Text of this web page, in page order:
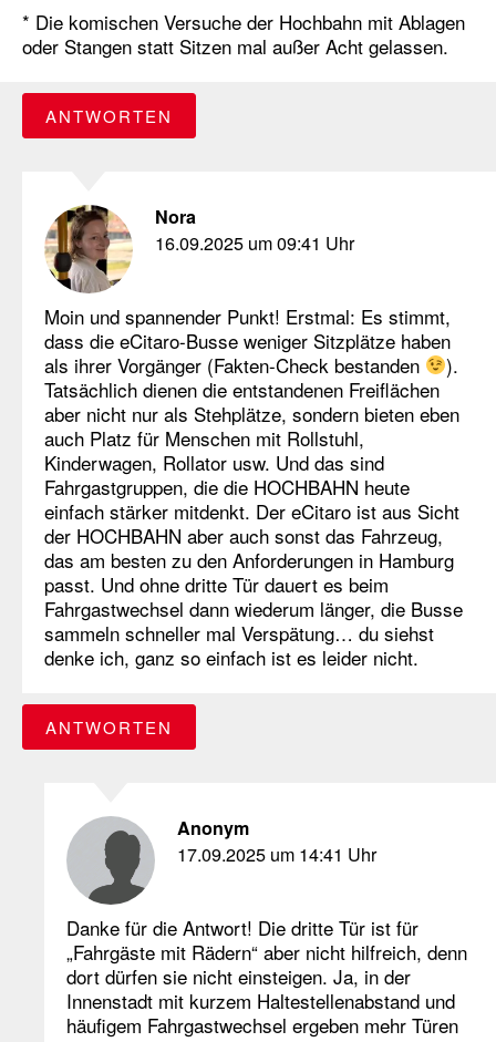
* Die komischen Versuche der Hochbahn mit Ablagen
oder Stangen statt Sitzen mal außer Acht gelassen.
ANTWORTEN
Nora
16.09.2025 um 09:41 Uhr
Moin und spannender Punkt! Erstmal: Es stimmt,
dass die eCitaro-Busse weniger Sitzplätze haben
als ihrer Vorgänger (Fakten-Check bestanden
).
Tatsächlich dienen die entstandenen Freiflächen
aber nicht nur als Stehplätze, sondern bieten eben
auch Platz für Menschen mit Rollstuhl,
Kinderwagen, Rollator usw. Und das sind
Fahrgastgruppen, die die HOCHBAHN heute
einfach stärker mitdenkt. Der eCitaro ist aus Sicht
der HOCHBAHN aber auch sonst das Fahrzeug,
das am besten zu den Anforderungen in Hamburg
passt. Und ohne dritte Tür dauert es beim
Fahrgastwechsel dann wiederum länger, die Busse
sammeln schneller mal Verspätung… du siehst
denke ich, ganz so einfach ist es leider nicht.
ANTWORTEN
Anonym
17.09.2025 um 14:41 Uhr
Danke für die Antwort! Die dritte Tür ist für
„Fahrgäste mit Rädern“ aber nicht hilfreich, denn
dort dürfen sie nicht einsteigen. Ja, in der
Innenstadt mit kurzem Haltestellenabstand und
häufigem Fahrgastwechsel ergeben mehr Türen